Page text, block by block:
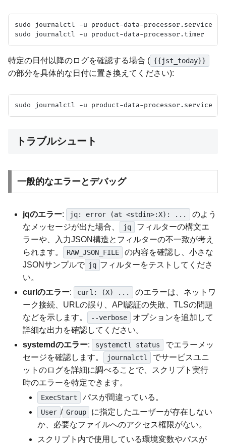
sudo journalctl -u product-data-processor.service
特定の日付以降のログを確認する場合 ( {{jst_today}}
の部分を具体的な日付に置き換えてください):
トラブルシュート
一般的なエラーとデバッグ
jqのエラー: jq: error (at <stdin>:X): ...
のよう
なメッセージが出た場合、
jq
フィルターの構文エ
ラーや、入力JSON構造とフィルターの不一致が考え
られます。
RAW_JSON_FILE
の内容を確認し、小さな
JSONサンプルで jq フィルターをテストしてくださ
い。
curlのエラー: curl: (X) ...
のエラーは、ネットワ
ーク接続、URLの誤り、API認証の失敗、TLSの問題
などを示します。
--verbose
オプションを追加して
詳細な出力を確認してください。
systemdのエラー: systemctl status
でエラーメッ
セージを確認します。
journalctl
でサービスユニ
ットのログを詳細に調べることで、スクリプト実行
時のエラーを特定できます。
ExecStart パスが間違っている。
User / Group
に指定したユーザーが存在しない
か、必要なファイルへのアクセス権限がない。
スクリプト内で使用している環境変数やパスが